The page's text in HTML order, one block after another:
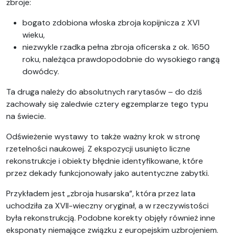
zbroje:
bogato zdobiona włoska zbroja kopijnicza z XVI
wieku,
niezwykle rzadka pełna zbroja oficerska z ok. 1650
roku, należąca prawdopodobnie do wysokiego rangą
dowódcy.
Ta druga należy do absolutnych rarytasów – do dziś
zachowały się zaledwie cztery egzemplarze tego typu
na świecie.
Odświeżenie wystawy to także ważny krok w stronę
rzetelności naukowej. Z ekspozycji usunięto liczne
rekonstrukcje i obiekty błędnie identyfikowane, które
przez dekady funkcjonowały jako autentyczne zabytki.
Przykładem jest „zbroja husarska”, która przez lata
uchodziła za XVII-wieczny oryginał, a w rzeczywistości
była rekonstrukcją. Podobne korekty objęły również inne
eksponaty niemające związku z europejskim uzbrojeniem.